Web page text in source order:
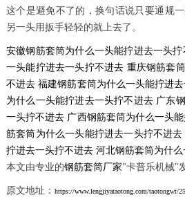
这个是避免不了的，换句话说只要通规
另一头用扳手轻轻的就上去了。
安徽钢筋套筒为什么一头能拧进去一头拧
一头能拧进去一头拧不进去 重庆钢筋套
不进去 福建钢筋套筒为什么一头能拧进
为什么一头能拧进去一头拧不进去 广东
一头拧不进去 广西钢筋套筒为什么一头
筋套筒为什么一头能拧进去一头拧不进去
拧进去一头拧不进去 河北钢筋套筒为什
本文由专业的钢筋套筒厂家"卡普乐机械"
原文地址： https://www.lengjiyataotong.com/taotongwt/